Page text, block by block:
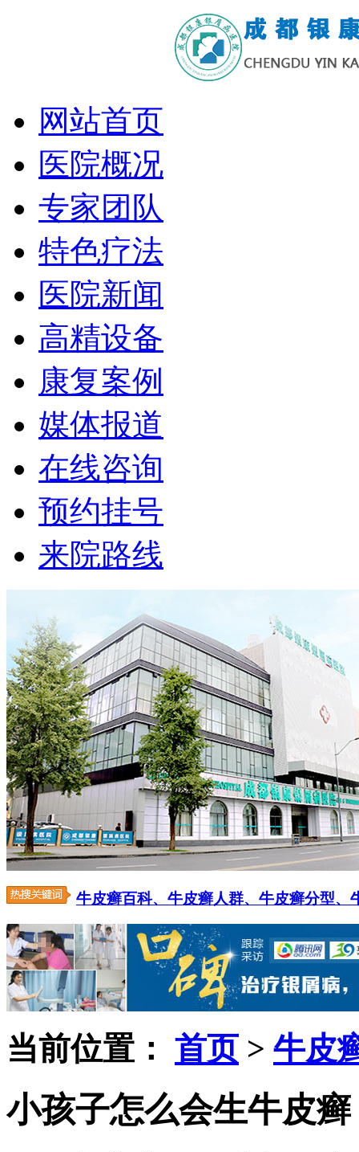
网站首页
医院概况
专家团队
特色疗法
医院新闻
高精设备
康复案例
媒体报道
在线咨询
预约挂号
来院路线
牛皮癣百科、 牛皮癣人群、 牛皮癣分型、
当前位置： 首页> 牛皮
小孩子怎么会生牛皮癣